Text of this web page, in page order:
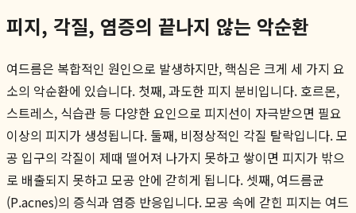
피지, 각질, 염증의 끝나지 않는 악순환
여드름은 복합적인 원인으로 발생하지만, 핵심은 크게 세 가지 요
소의 악순환에 있습니다. 첫째, 과도한 피지 분비입니다. 호르몬,
스트레스, 식습관 등 다양한 요인으로 피지선이 자극받으면 필요
이상의 피지가 생성됩니다. 둘째, 비정상적인 각질 탈락입니다. 모
공 입구의 각질이 제때 떨어져 나가지 못하고 쌓이면 피지가 밖으
로 배출되지 못하고 모공 안에 갇히게 됩니다. 셋째, 여드름균
(P.acnes)의 증식과 염증 반응입니다. 모공 속에 갇힌 피지는 여드